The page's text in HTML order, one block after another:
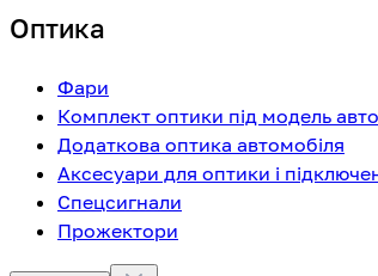
Оптика
Фари
Комплект оптики під модель авто
Додаткова оптика автомобіля
Аксесуари для оптики і
Спецсигнали
Прожектори